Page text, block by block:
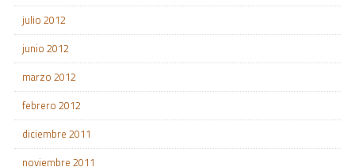
julio 2012
junio 2012
marzo 2012
febrero 2012
diciembre 2011
noviembre 2011